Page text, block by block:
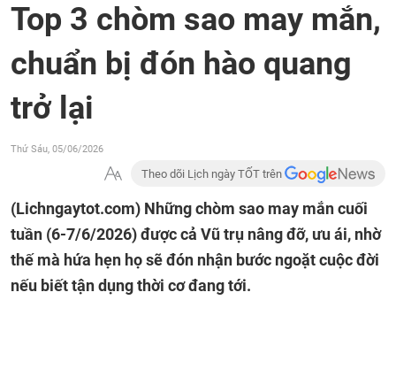
Top 3 chòm sao may mắn,
chuẩn bị đón hào quang
trở lại
Thứ Sáu, 05/06/2026
Theo dõi Lịch ngày TỐT trên
(Lichngaytot.com) Những chòm sao may mắn cuối
tuần (6-7/6/2026) được cả Vũ trụ nâng đỡ, ưu ái, nhờ
thế mà hứa hẹn họ sẽ đón nhận bước ngoặt cuộc đời
nếu biết tận dụng thời cơ đang tới.